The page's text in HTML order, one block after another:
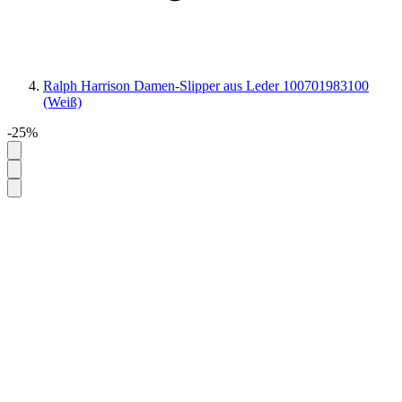
Ralph Harrison Damen-Slipper aus Leder 100701983100
(Weiß)
-25%